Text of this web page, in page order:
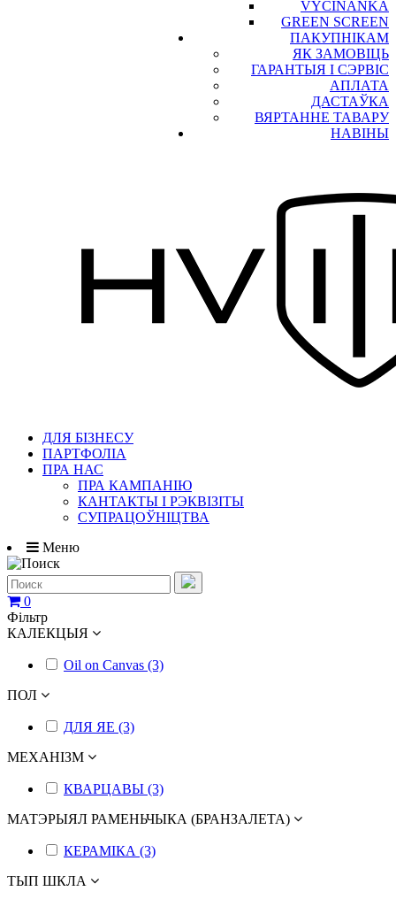
VYCINANKA
GREEN SCREEN
ПАКУПНІКАМ
ЯК ЗАМОВІЦЬ
ГАРАНТЫЯ І СЭРВІС
АПЛАТА
ДАСТАЎКА
ВЯРТАННЕ ТАВАРУ
НАВІНЫ
ДЛЯ БІЗНЕСУ
ПАРТФОЛІА
ПРА НАС
ПРА КАМПАНІЮ
КАНТАКТЫ І РЭКВІЗІТЫ
СУПРАЦОЎНІЦТВА
Меню
0
Фільтр
КАЛЕКЦЫЯ
Oil on Canvas (3)
ПОЛ
ДЛЯ ЯЕ (3)
МЕХАНІЗМ
КВАРЦАВЫ (3)
МАТЭРЫЯЛ РАМЕНЬЧЫКА (БРАНЗАЛЕТА)
КЕРАМІКА (3)
ТЫП ШКЛА